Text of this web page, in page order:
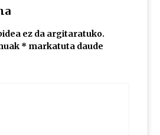
ez da argitaratuko.
* markatuta daude